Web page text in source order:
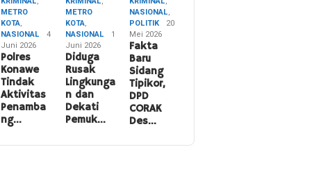
METRO
KOTA,
NASIONAL
4
Juni 2026
Polres
Konawe
Tindak
Aktivitas
Penamba
ng…
METRO
KOTA,
NASIONAL
1
Juni 2026
Diduga
Rusak
Lingkunga
n dan
Dekati
Pemuk…
NASIONAL,
POLITIK
20
Mei 2026
Fakta
Baru
Sidang
Tipikor,
DPD
CORAK
Des…